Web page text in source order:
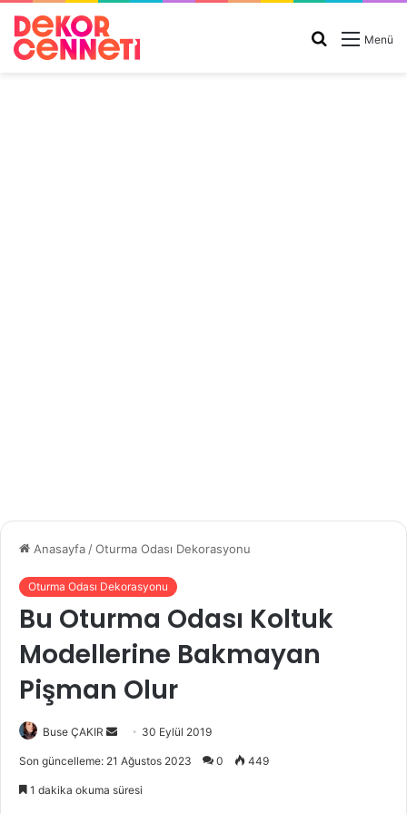
Menü
Arama
Anasayfa /Oturma Odası Dekorasyonu
Oturma Odası Dekorasyonu
Bu Oturma Odası Koltuk
Modellerine Bakmayan
Pişman Olur
Buse ÇAKIR
e
30 Eylül 2019
Son güncelleme: 21 Ağustos 2023 0 449
1 dakika okuma süresi